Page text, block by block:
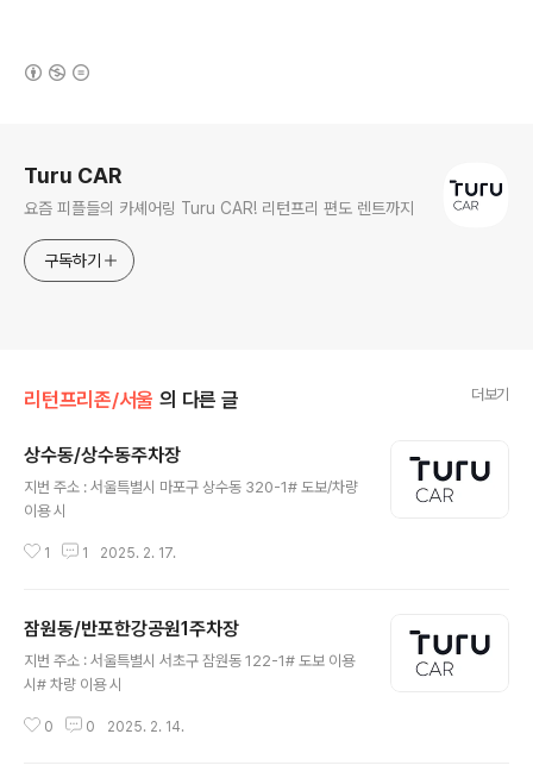
Turu CAR
요즘 피플들의 카셰어링 Turu CAR! 리턴프리 편도 렌트까지
구독하기
리턴프리존/서울 의 다른 글 더보기
상수동/상수동주차장
지번 주소 : 서울특별시 마포구 상수동 320-1# 도보/차량
이용 시
1 1 2025. 2. 17.
잠원동/반포한강공원1주차장
지번 주소 : 서울특별시 서초구 잠원동 122-1# 도보 이용
시# 차량 이용 시
0 0 2025. 2. 14.